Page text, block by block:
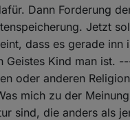
Dann Forderung
Jetzt
dass es gerade inn
Geistes Kind man ist.
oder anderen
mich zu der
sind, die anders als